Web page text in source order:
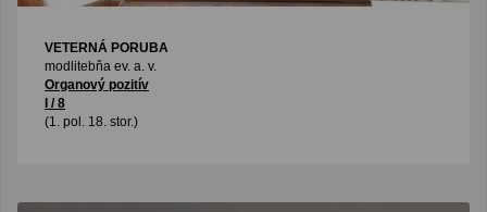
VETERNÁ PORUBA
modlitebňa ev. a. v.
Organový pozitív
I / 8
(1. pol. 18. stor.)